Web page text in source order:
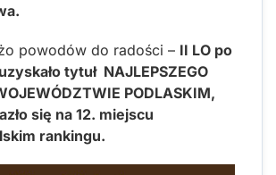
powodów do radości – II LO po
tytuł NAJLEPSZEGO
PODLASKIM,
się na 12. miejscu
rankingu.